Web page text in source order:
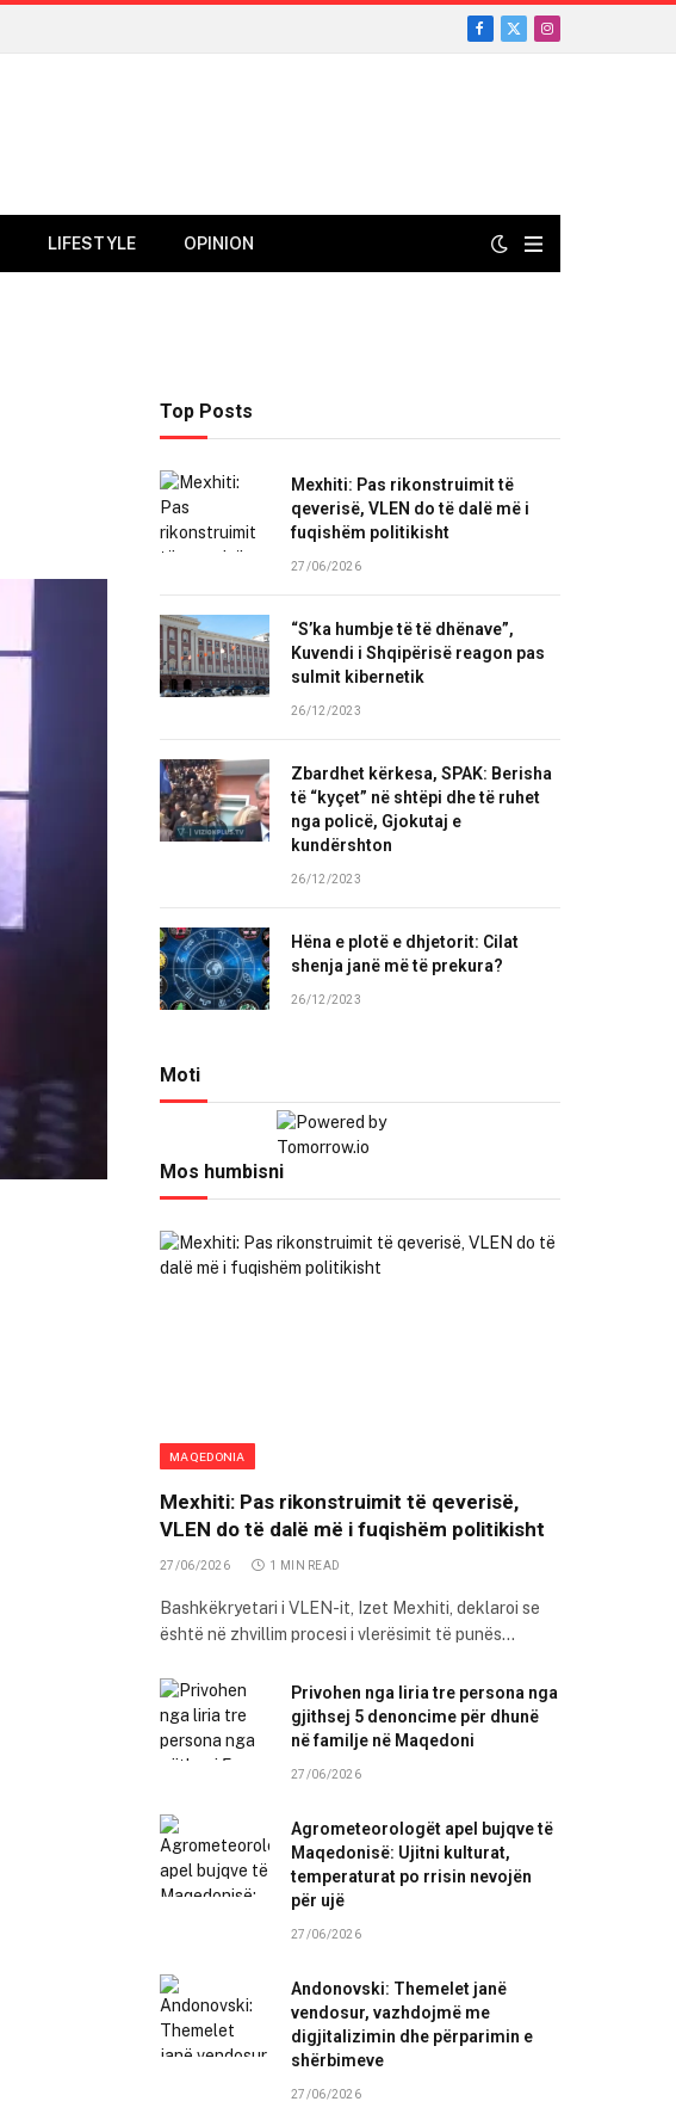
Facebook
X
Instagram
LIFESTYLE OPINION
Top Posts
Mexhiti: Pas rikonstruimit të
qeverisë, VLEN do të dalë më i
fuqishëm politikisht
27/06/2026
“S’ka humbje të të dhënave”,
Kuvendi i Shqipërisë reagon pas
sulmit kibernetik
26/12/2023
Zbardhet kërkesa, SPAK: Berisha
të “kyçet” në shtëpi dhe të ruhet
nga policë, Gjokutaj e
kundërshton
26/12/2023
Hëna e plotë e dhjetorit: Cilat
shenja janë më të prekura?
26/12/2023
Moti
Mos humbisni
MAQEDONIA
Mexhiti: Pas rikonstruimit të qeverisë,
VLEN do të dalë më i fuqishëm politikisht
27/06/2026 1 MIN READ
Bashkëkryetari i VLEN-it, Izet Mexhiti, deklaroi se
është në zhvillim procesi i vlerësimit të punës…
Privohen nga liria tre persona nga
gjithsej 5 denoncime për dhunë
në familje në Maqedoni
27/06/2026
Agrometeorologët apel bujqve të
Maqedonisë: Ujitni kulturat,
temperaturat po rrisin nevojën
për ujë
27/06/2026
Andonovski: Themelet janë
vendosur, vazhdojmë me
digjitalizimin dhe përparimin e
shërbimeve
27/06/2026